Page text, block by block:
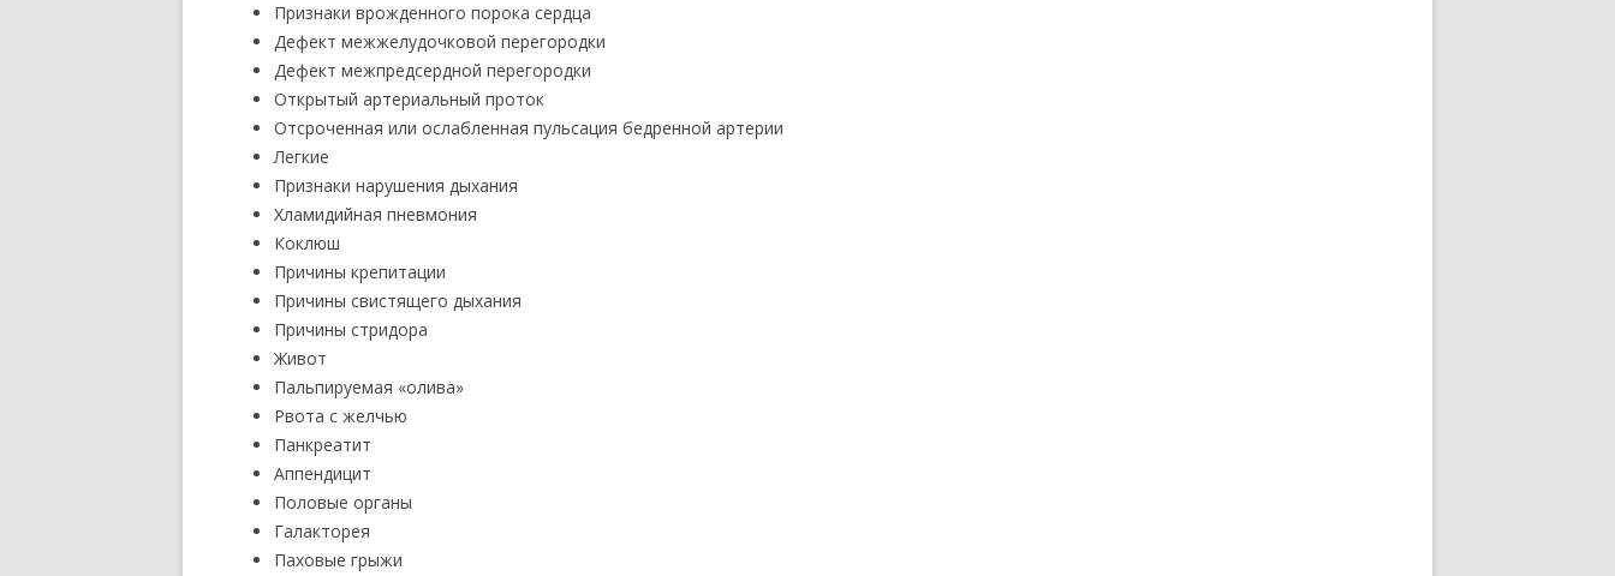
Признаки врожденного порока сердца
Дефект межжелудочковой перегородки
Дефект межпредсердной перегородки
Открытый артериальный проток
Отсроченная или ослабленная пульсация бедренной артерии
Легкие
Признаки нарушения дыхания
Хламидийная пневмония
Коклюш
Причины крепитации
Причины свистящего дыхания
Причины стридора
Живот
Пальпируемая «олива»
Рвота с желчью
Панкреатит
Аппендицит
Половые органы
Галакторея
Паховые грыжи